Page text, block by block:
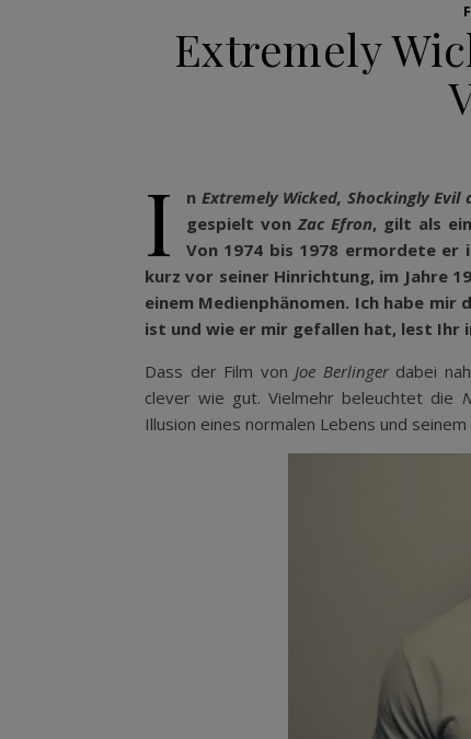
Extremely
I n Extremely Wicked, Shockingly Evil
gespielt von Zac Efron, gilt als
Von 1974 bis 1978 ermordete er
kurz vor seiner Hinrichtung, im Jahre
einem Medienphänomen. Ich habe mir
ist und wie er mir gefallen hat, lest Ihr
Dass der Film von Joe Berlingerdabei
clever wie gut. Vielmehr beleuchtet die
Illusion eines normalen Lebens und